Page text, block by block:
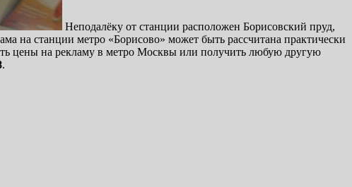
Неподалёку от станции расположен Борисовский пруд,
на станции метро «Борисово» может быть рассчитана практически
цены на рекламу в метро Москвы или получить любую другую
.